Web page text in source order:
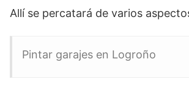
Allí se percatará de varios
Pintar garajes en Logroño